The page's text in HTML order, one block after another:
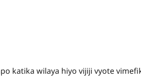
katika wilaya hiyo vijiji vyote